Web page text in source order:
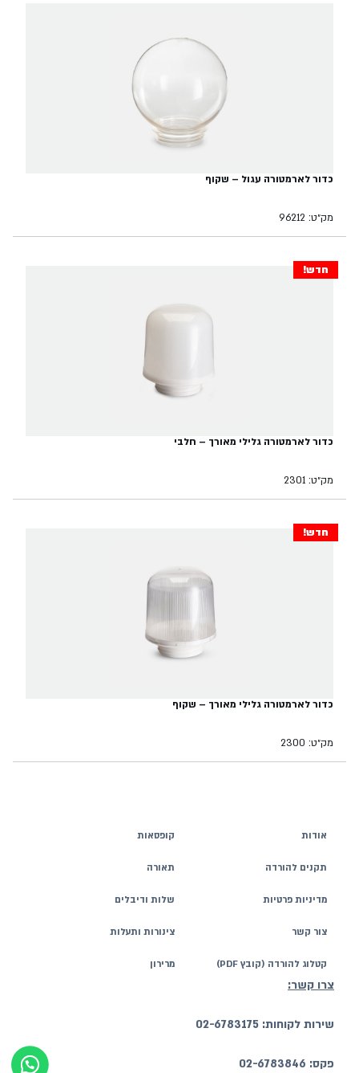
כדור לארמטורה עגול – שקוף
מק״ט: 96212
חדש!
כדור לארמטורה גלילי מאורך – חלבי
מק״ט: 2301
חדש!
כדור לארמטורה גלילי מאורך – שקוף
מק״ט: 2300
צרו קשר:
שירות לקוחות: 02-6783175
פקס: 02-6783846
אודות
תקנים להורדה
מדיניות פרטיות
צור קשר
קטלוג להורדה (קובץ PDF)
קופסאות
תאורה
שלות ודיבלים
צינורות ותעלות
מרירון